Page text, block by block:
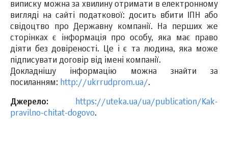
виписку можна за хвилину отримати в електронному
вигляді на сайті податкової: досить вбити ІПН або
свідоцтво про Державну компанії. На перших же
сторінках є інформація про особу, яка має право
діяти без довіреності. Це і є та людина, яка може
підписувати договір від імені компанії.
Докладнішу інформацію можна знайти за
посиланням: http://ukrrudprom.ua/.
Джерело:
https://uteka.ua/ua/publication/Kak-
pravilno-chitat-dogovo.